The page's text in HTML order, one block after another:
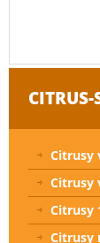
CITRUS-
Citrusy
Citrusy
Citrusy
Citrusy